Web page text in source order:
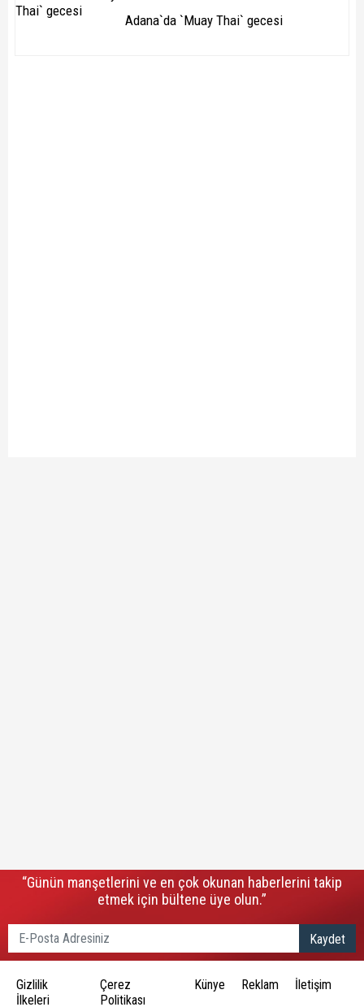
Adana`da `Muay Thai` gecesi
“Günün manşetlerini ve en çok okunan haberlerini takip
etmek için bültene üye olun.”
Kaydet
Gizlilik
İlkeleri
Çerez
Politikası
Künye Reklam İletişim